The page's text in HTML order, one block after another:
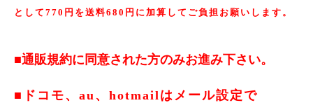
として770円を送料680円に加算してご負担お願いします。
■通販規約に同意された方のみお進み下さい。
■ドコモ、au、hotmailはメール設定で